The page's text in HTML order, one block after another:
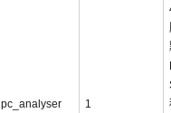
pc_analyser 1